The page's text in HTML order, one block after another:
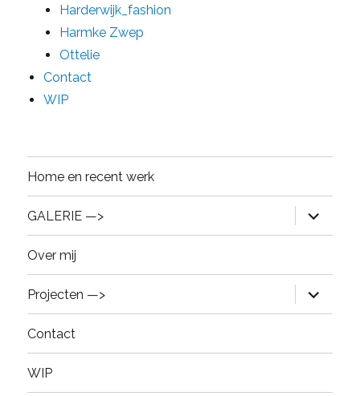
Harderwijk_fashion
Harmke Zwep
Ottelie
Contact
WIP
Home en recent werk
GALERIE —>
expand
child
menu
Over mij
Projecten —>
expand
child
menu
Contact
WIP